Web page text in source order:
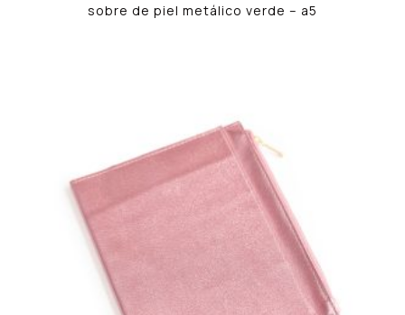
sobre de piel metálico verde – a5